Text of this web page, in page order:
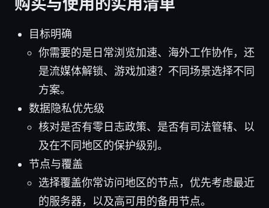
目标明确
你需要的是日常浏览加速、海外工作协作，还
是流媒体解锁、游戏加速？不同场景选择不同
方案。
数据隐私优先级
核对是否有零日志政策、是否有司法管辖、以
及在不同地区的保护级别。
节点与覆盖
选择覆盖你常访问地区的节点，优先考虑最近
的服务器，以及高可用的备用节点。